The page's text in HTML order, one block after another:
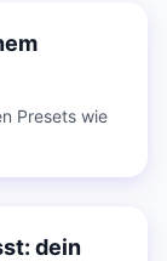
Presets wie
dein